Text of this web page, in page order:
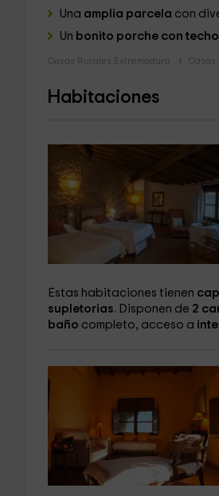
Una amplia parcela con
Un bonito porche con
Casas Rurales Extremadura Casas
Habitaciones
Estas habitaciones tienen
supletorias. Disponen de 2
baño completo, acceso a